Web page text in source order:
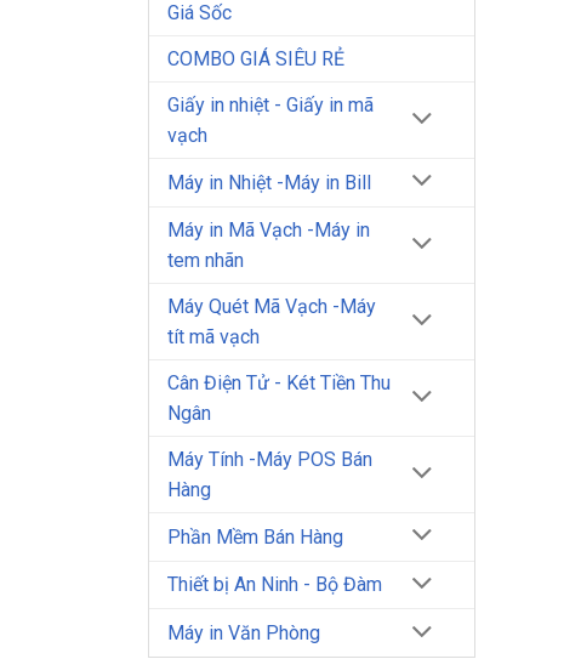
Giá Sốc
COMBO GIÁ SIÊU RẺ
Giấy in nhiệt - Giấy in mã
vạch
Máy in Nhiệt -Máy in Bill
Máy in Mã Vạch -Máy in
tem nhãn
Máy Quét Mã Vạch -Máy
tít mã vạch
Cân Điện Tử - Két Tiền Thu
Ngân
Máy Tính -Máy POS Bán
Hàng
Phần Mềm Bán Hàng
Thiết bị An Ninh - Bộ Đàm
Máy in Văn Phòng